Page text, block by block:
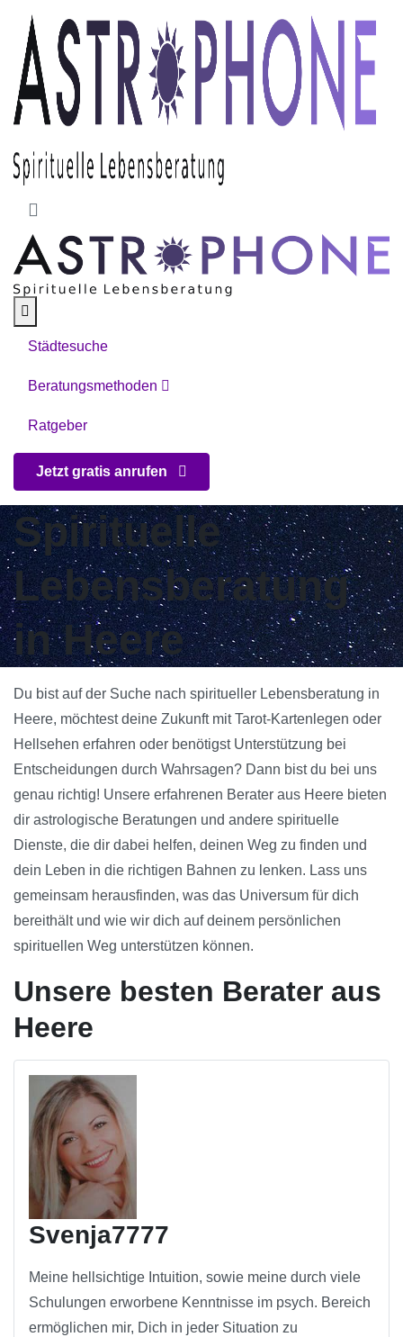
Skip to main content
Städtesuche
Beratungsmethoden
Ratgeber
Jetzt gratis anrufen
Spirituelle
Lebensberatung
in Heere
Du bist auf der Suche nach spiritueller Lebensberatung in
Heere, möchtest deine Zukunft mit Tarot-Kartenlegen oder
Hellsehen erfahren oder benötigst Unterstützung bei
Entscheidungen durch Wahrsagen? Dann bist du bei uns
genau richtig! Unsere erfahrenen Berater aus Heere bieten
dir astrologische Beratungen und andere spirituelle
Dienste, die dir dabei helfen, deinen Weg zu finden und
dein Leben in die richtigen Bahnen zu lenken. Lass uns
gemeinsam herausfinden, was das Universum für dich
bereithält und wie wir dich auf deinem persönlichen
spirituellen Weg unterstützen können.
Unsere besten Berater aus
Heere
Svenja7777
Meine hellsichtige Intuition, sowie meine durch viele
Schulungen erworbene Kenntnisse im psych. Bereich
ermöglichen mir, Dich in jeder Situation zu